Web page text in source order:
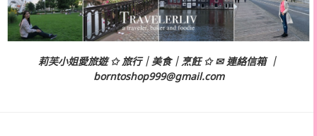
莉芙小姐愛旅遊 ✩ 旅行｜美食｜烹飪 ✩ ✉ 連絡信箱 ｜
borntoshop999@gmail.com